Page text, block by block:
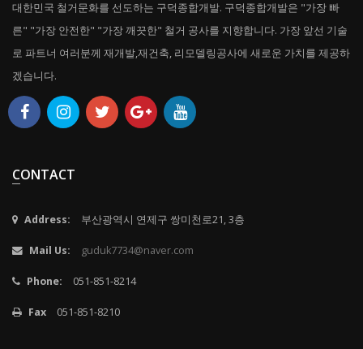
대한민국 철거문화를 선도하는 구덕종합개발. 구덕종합개발은 "가장 빠
른" "가장 안전한" "가장 깨끗한" 철거 공사를 지향합니다. 가장 앞선 기술
로 파트너 여러분께 재개발,재건축, 리모델링공사에 새로운 가치를 제공하
겠습니다.
CONTACT
Address: 부산광역시 연제구 쌍미천로21, 3층
Mail Us: guduk7734@naver.com
Phone: 051-851-8214
Fax 051-851-8210